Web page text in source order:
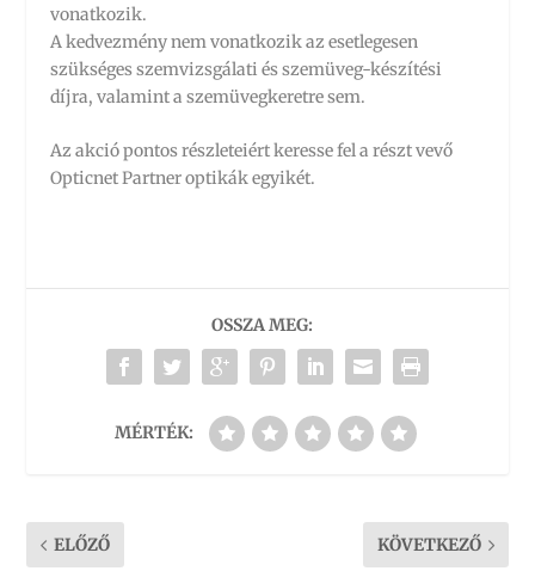
vonatkozik.
A kedvezmény nem vonatkozik az esetlegesen
szükséges szemvizsgálati és szemüveg-készítési
díjra, valamint a szemüvegkeretre sem.
Az akció pontos részleteiért keresse fel a részt vevő
Opticnet Partner optikák egyikét.
OSSZA MEG:
MÉRTÉK:
ELŐZŐ KÖVETKEZŐ